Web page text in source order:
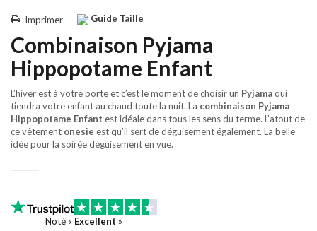
Guide Taille
Imprimer
Combinaison Pyjama
Hippopotame Enfant
L’hiver est à votre porte et c’est le moment de choisir un Pyjamaqui
tiendra votre enfant au chaud toute la nuit. La combinaison Pyjama
Hippopotame Enfant est idéale dans tous les sens du terme. L’atout de
ce vêtement onesie est qu’il sert de déguisement également. La belle
idée pour la soirée déguisement en vue.
Noté « Excellent »